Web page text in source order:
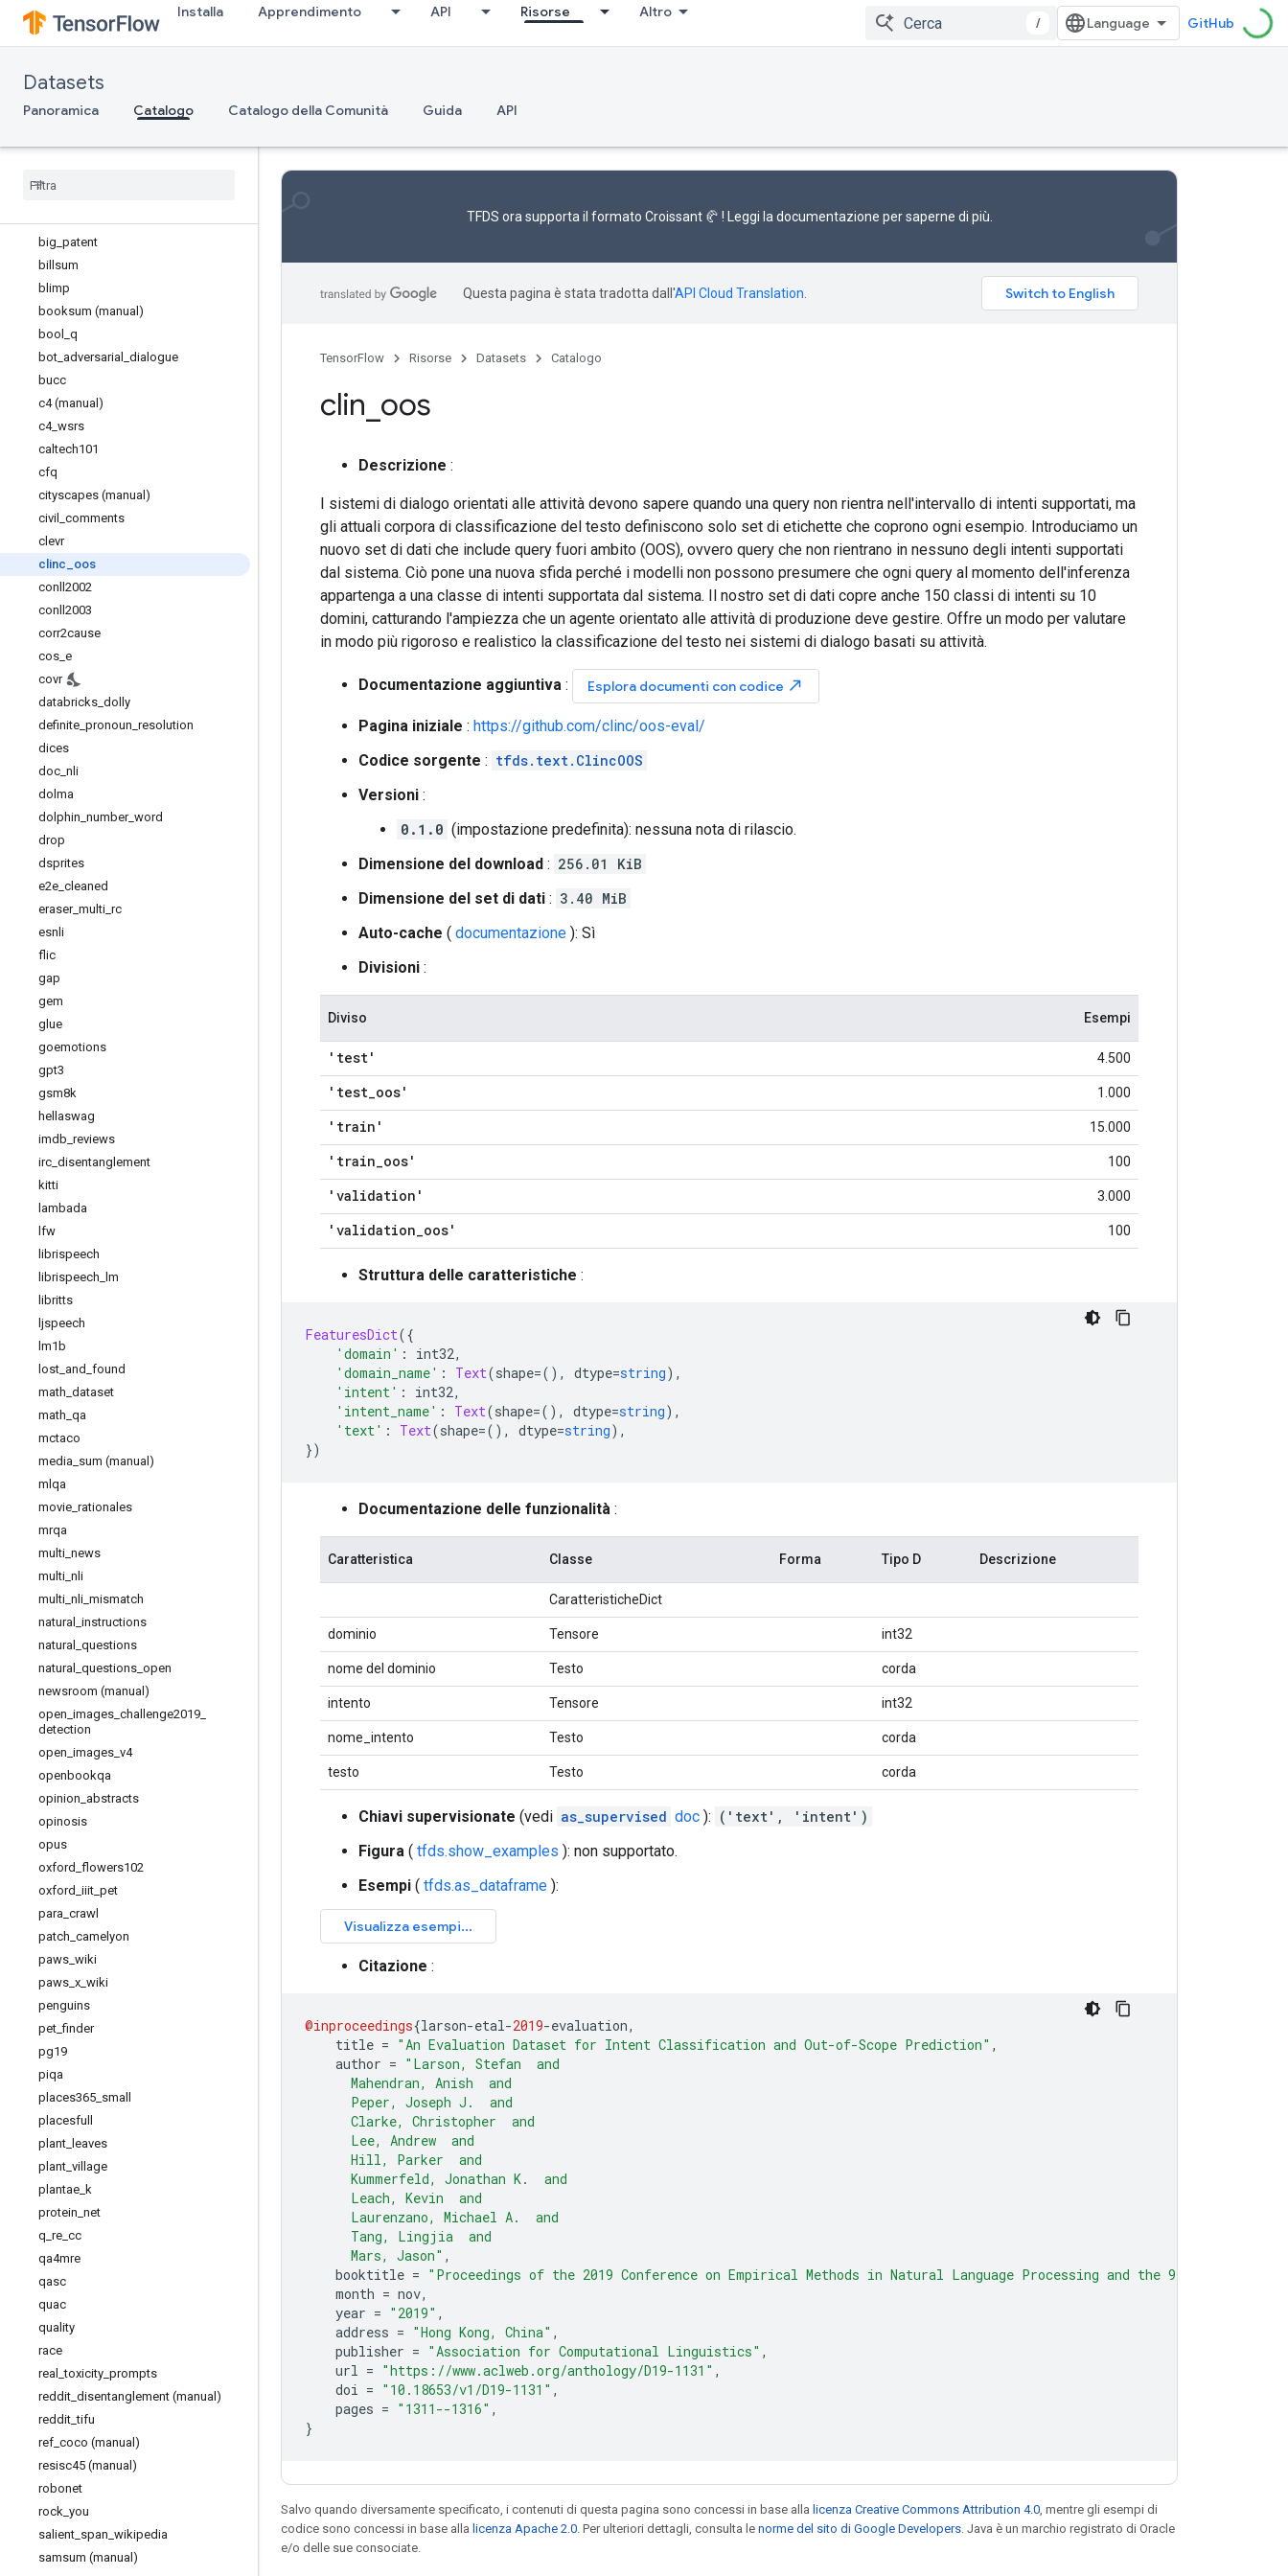
Installa Apprendimento API Risorse Altro
/ GitHub
Datasets
Panoramica Catalogo Catalogo della Comunità Guida API
ai2_arc_with_ir
amazon_us_reviews
answer_equivalence
asset
big patent
billsum
blimp
booksum (manual)
bool
q
bot adversarial
dialogue
bucc
c4 (manual)
c4_ wsrs
caltech101
cfq
cityscapes (manual)
civil comments
clevr
clinc
oos
conll2002
conll2003
corr2cause
cos e
covr
databricks dolly
definite pronoun resolution
dices
doc nli
dolma
dolphin number_ word
drop
dsprites
e2e cleaned
eraser_ multi rc
esnli
flic
gap
gem
glue
goemotions
gpt3
gsm8k
hellaswag
imdb reviews
irc disentanglement
kitti
lambada
lfw
librispeech
librispeech
lm
libritts
ljspeech
lm1b
lost and found
math dataset
math qa
mctaco
media sum (manual)
mlqa
movie rationales
mrqa
multi news
multi nli
multi nli mismatch
natural
instructions
natural
questions
natural
questions open
newsroom (manual)
open images challenge2019
detection
open images v4
openbookqa
opinion abstracts
opinosis
opus
oxford flowers102
oxford iiit pet
para crawl
patch camelyon
paws wiki
paws x wiki
penguins
pet _finder
pg19
piqa
places365 small
placesfull
plant leaves
plant village
plantae k
protein net
q re cc
qa4mre
qasc
quac
quality
race
real _toxicity prompts
reddit disentanglement (manual)
reddit _tifu
ref coco (manual)
resisc45 (manual)
robonet
rock you
salient span wikipedia
samsum (manual)
TFDS ora supporta il formato Croissant 🥐 ! Leggi la documentazione per saperne di più.
Questa pagina è stata tradotta dall'API Cloud Translation
TensorFlow Risorse Datasets Catalogo
clin oos
Descrizione :
I sistemi di dialogo orientati alle attività devono sapere quando una query non rientra nell'intervallo di intenti supportati, ma
gli attuali corpora di classificazione del testo definiscono solo set di etichette che coprono ogni esempio. Introduciamo un
nuovo set di dati che include query fuori ambito (OOS), ovvero query che non rientrano in nessuno degli intenti supportati
dal sistema. Ciò pone una nuova sfida perché i modelli non possono presumere che ogni query al momento dell'inferenza
appartenga a una classe di intenti supportata dal sistema. Il nostro set di dati copre anche 150 classi di intenti su 10
domini, catturando l'ampiezza che un agente orientato alle attività di produzione deve gestire. Offre un modo per valutare
in modo più rigoroso e realistico la classificazione del testo nei sistemi di dialogo basati su attività.
Documentazione aggiuntiva : Esplora documenti con codice north_east
Pagina iniziale : https://github.com/clinc/oos-eval/
Codice sorgente : tfds.text.ClincOOS
Versioni :
0.1.0 (impostazione predefinita): nessuna nota di rilascio.
Dimensione del download : 256.01 KiB
Dimensione del set di dati : 3.40 MiB
Auto-cache ( documentazione ): Sì
Divisioni :
Diviso Esempi
'test' 4.500
'test_oos' 1.000
'train' 15.000
'train_oos' 100
'validation' 3.000
'validation_oos' 100
Struttura delle caratteristiche :
FeaturesDict({
'domain' : int32,
'domain_name' : Text(shape=(), dtype=string),
'intent' : int32,
'intent_name' : Text(shape=(), dtype=string),
'text' : Text(shape=(), dtype=string),
})
Documentazione delle funzionalità :
Caratteristica Classe Forma Tipo D Descrizione
CaratteristicheDict
dominio Tensore int32
nome del dominio Testo corda
intento Tensore int32
nome_intento Testo corda
testo Testo corda
Chiavi supervisionate (vedi as_supervised doc ): ('text', 'intent')
Figura ( tfds.show_examples ): non supportato.
Esempi ( tfds.as_dataframe ):
Citazione :
@inproceedings{larson-etal-2019-evaluation,
title = "An Evaluation Dataset for Intent Classification and Out-of-Scope Prediction" ,
author = "Larson, Stefan  and
Mahendran, Anish  and
Peper, Joseph J.  and
Clarke, Christopher  and
Lee, Andrew  and
Hill, Parker  and
Kummerfeld, Jonathan K.  and
Leach, Kevin  and
Laurenzano, Michael A.  and
Tang, Lingjia  and
Mars, Jason" ,
booktitle = "Proceedings of the 2019 Conference on Empirical Methods in Natural Language Processing and the 9th
month = nov,
year = "2019" ,
address = "Hong Kong, China" ,
publisher = "Association for Computational Linguistics" ,
url = "https://www.aclweb.org/anthology/D19-1131" ,
doi = "10.18653/v1/D19-1131" ,
pages = "1311--1316" ,
}
Salvo quando diversamente specificato, i contenuti di questa pagina sono concessi in base alla licenza Creative Commons Attribution 4.0, mentre gli esempi di
codice sono concessi in base alla licenza Apache 2.0. Per ulteriori dettagli, consulta le norme del sito di Google Developers. Java è un marchio registrato di Oracle
e/o delle sue consociate.